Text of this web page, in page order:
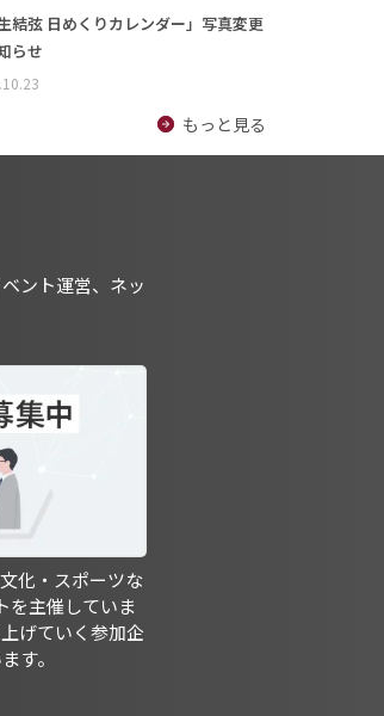
生結弦 日めくりカレンダー」写真変更
らせ
もっと見る
ント運営、ネッ
化・スポーツな
を主催していま
げていく参加企
す。